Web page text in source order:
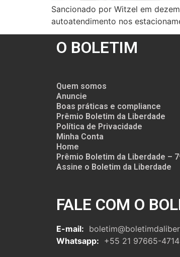
Sancionado por Witzel em
autoatendimento nos
O BOLETIM
Quem somos
Anuncie
Boas práticas e compliance
Prêmio Boletim da Liberdade
Política de Privacidade
Minha Conta
Home
Prêmio Boletim da Liberdade –
Assine o Boletim da Liberdade
FALE COM O
E-mail:
Whatsapp: +55 21 97665-4714